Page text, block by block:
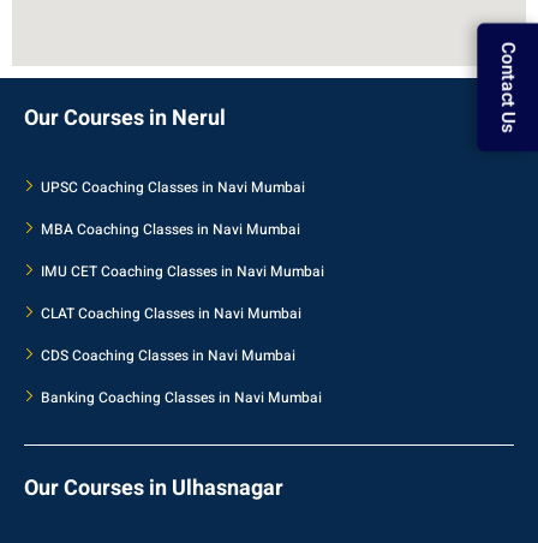
Contact Us
Our Courses in Nerul
UPSC Coaching Classes in Navi Mumbai
MBA Coaching Classes in Navi Mumbai
IMU CET Coaching Classes in Navi Mumbai
CLAT Coaching Classes in Navi Mumbai
CDS Coaching Classes in Navi Mumbai
Banking Coaching Classes in Navi Mumbai
Our Courses in Ulhasnagar